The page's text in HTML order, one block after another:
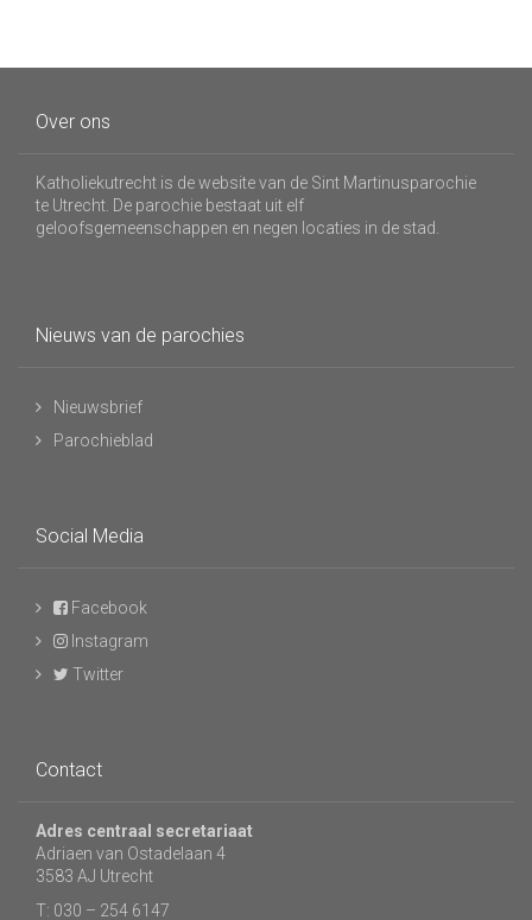
Over ons
Katholiekutrecht is de website van de Sint Martinusparochie
te Utrecht. De parochie bestaat uit elf
geloofsgemeenschappen en negen locaties in de stad.
Nieuws van de parochies
Nieuwsbrief
Parochieblad
Social Media
Facebook
Instagram
Twitter
Contact
Adres centraal secretariaat
Adriaen van Ostadelaan 4
3583 AJ Utrecht
T: 030 – 254 6147